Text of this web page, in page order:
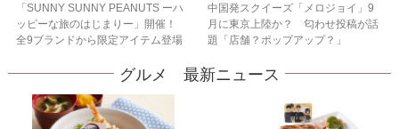
「SUNNY SUNNY PEANUTS ーハ
ッピーな旅のはじまりー」開催！
全9ブランドから限定アイテム登場
中国発スクイーズ「メロジョイ」9
月に東京上陸か？ 匂わせ投稿が話
題「店舗？ポップアップ？」
グルメ 最新ニュース